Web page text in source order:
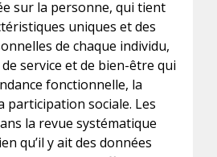
sur la personne, qui tient
uniques et des
de chaque individu,
service et de bien-être qui
fonctionnelle, la
participation sociale. Les
la revue systématique
qu’il y ait des données